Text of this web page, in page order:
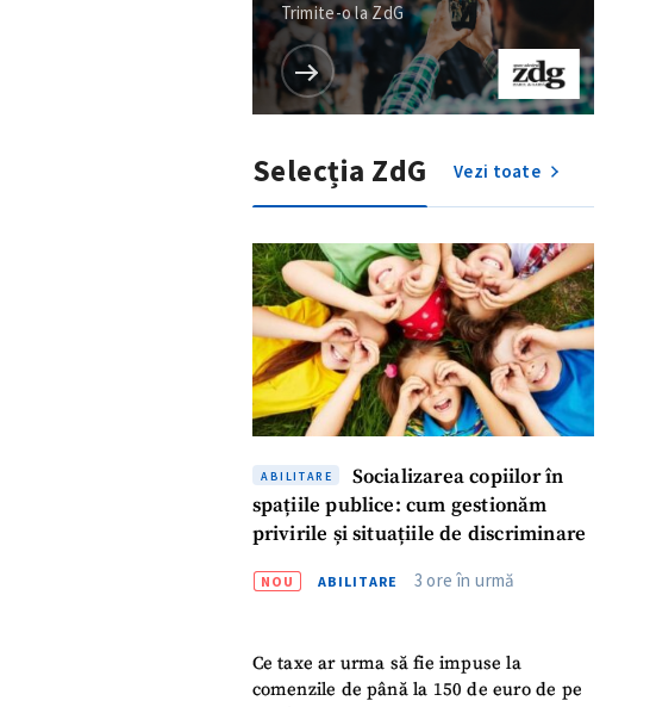
Trimite-o la ZdG
Selecția ZdG Vezi toate
ABILITARE
Socializarea copiilor în
spațiile publice: cum gestionăm
privirile și situațiile de discriminare
NOU ABILITARE 3 ore în urmă
Ce taxe ar urma să fie impuse la
comenzile de până la 150 de euro de pe